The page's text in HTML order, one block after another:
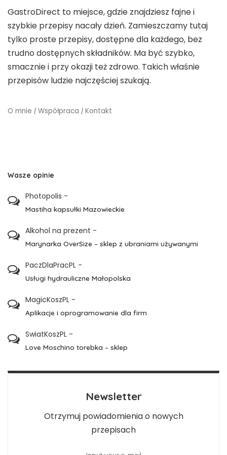
GastroDirect to miejsce, gdzie znajdziesz fajne i
szybkie przepisy nacały dzień. Zamieszczamy tutaj
tylko proste przepisy, dostępne dla każdego, bez
trudno dostępnych składników. Ma być szybko,
smacznie i przy okazji też zdrowo. Takich właśnie
przepisów ludzie najczęściej szukają.
O mnie | Współpraca | Kontakt
Wasze opinie
Photopolis -
Mastiha kapsułki Mazowieckie
Alkohol na prezent -
Marynarka OverSize – sklep z ubraniami używanymi
PaczDlaPracPL -
Usługi hydrauliczne Małopolska
MagicKoszPL -
Aplikacje i oprogramowanie dla firm
SwiatKoszPL -
Love Moschino torebka – sklep
Newsletter
Otrzymuj powiadomienia o nowych
przepisach